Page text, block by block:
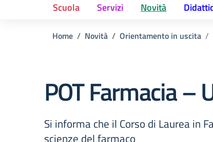
Scuola Servizi Novità
Home Novità Orientamento in uscita
POT Farmacia –
Si informa che il Corso di Laurea in
scienze del farmaco